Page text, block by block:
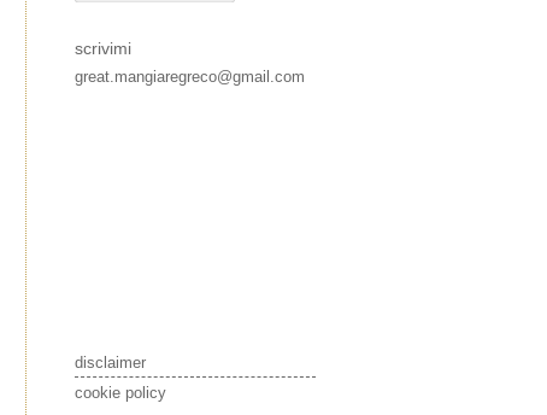
scrivimi
great.mangiaregreco@gmail.com
disclaimer
cookie policy